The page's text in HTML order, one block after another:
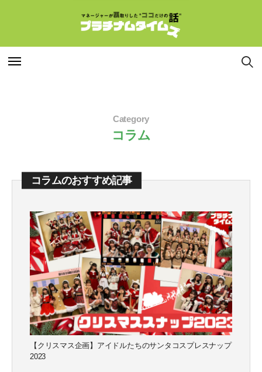
インタビュー
コラム
CLOSE
インタビュー
コラム
CLOSE
Category
コラム
コラムのおすすめ記事
【クリスマス企画】アイドルたちのサンタコスプレスナップ
2023